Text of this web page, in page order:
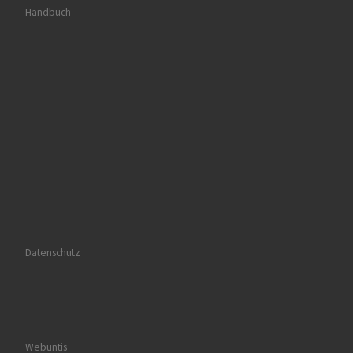
Handbuch
Datenschutz
Webuntis